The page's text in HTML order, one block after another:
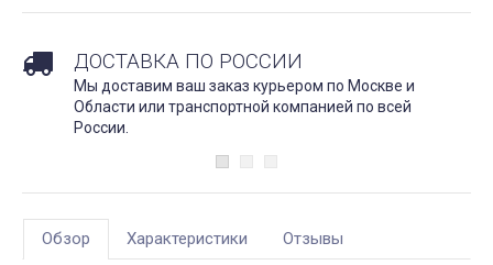
ДОСТАВКА ПО РОССИИ
Мы доставим ваш заказ курьером по Москве и
Области или транспортной компанией по всей
России.
Обзор Характеристики Отзывы